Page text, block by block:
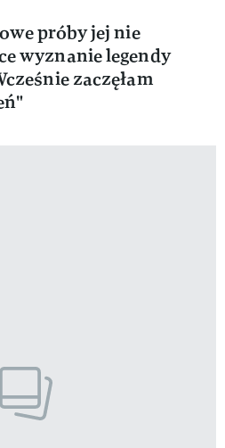
próby jej nie
wyznanie legendy
zaczęłam